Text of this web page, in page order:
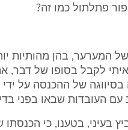
פתלתול כמו זה?
של המערער, בהן מהותיות
לקבל בסופו של דבר,
בסיווגה של ההכנסה על
העובדות שבאו בפני
בעיני, בטענו, כי הכנסתו